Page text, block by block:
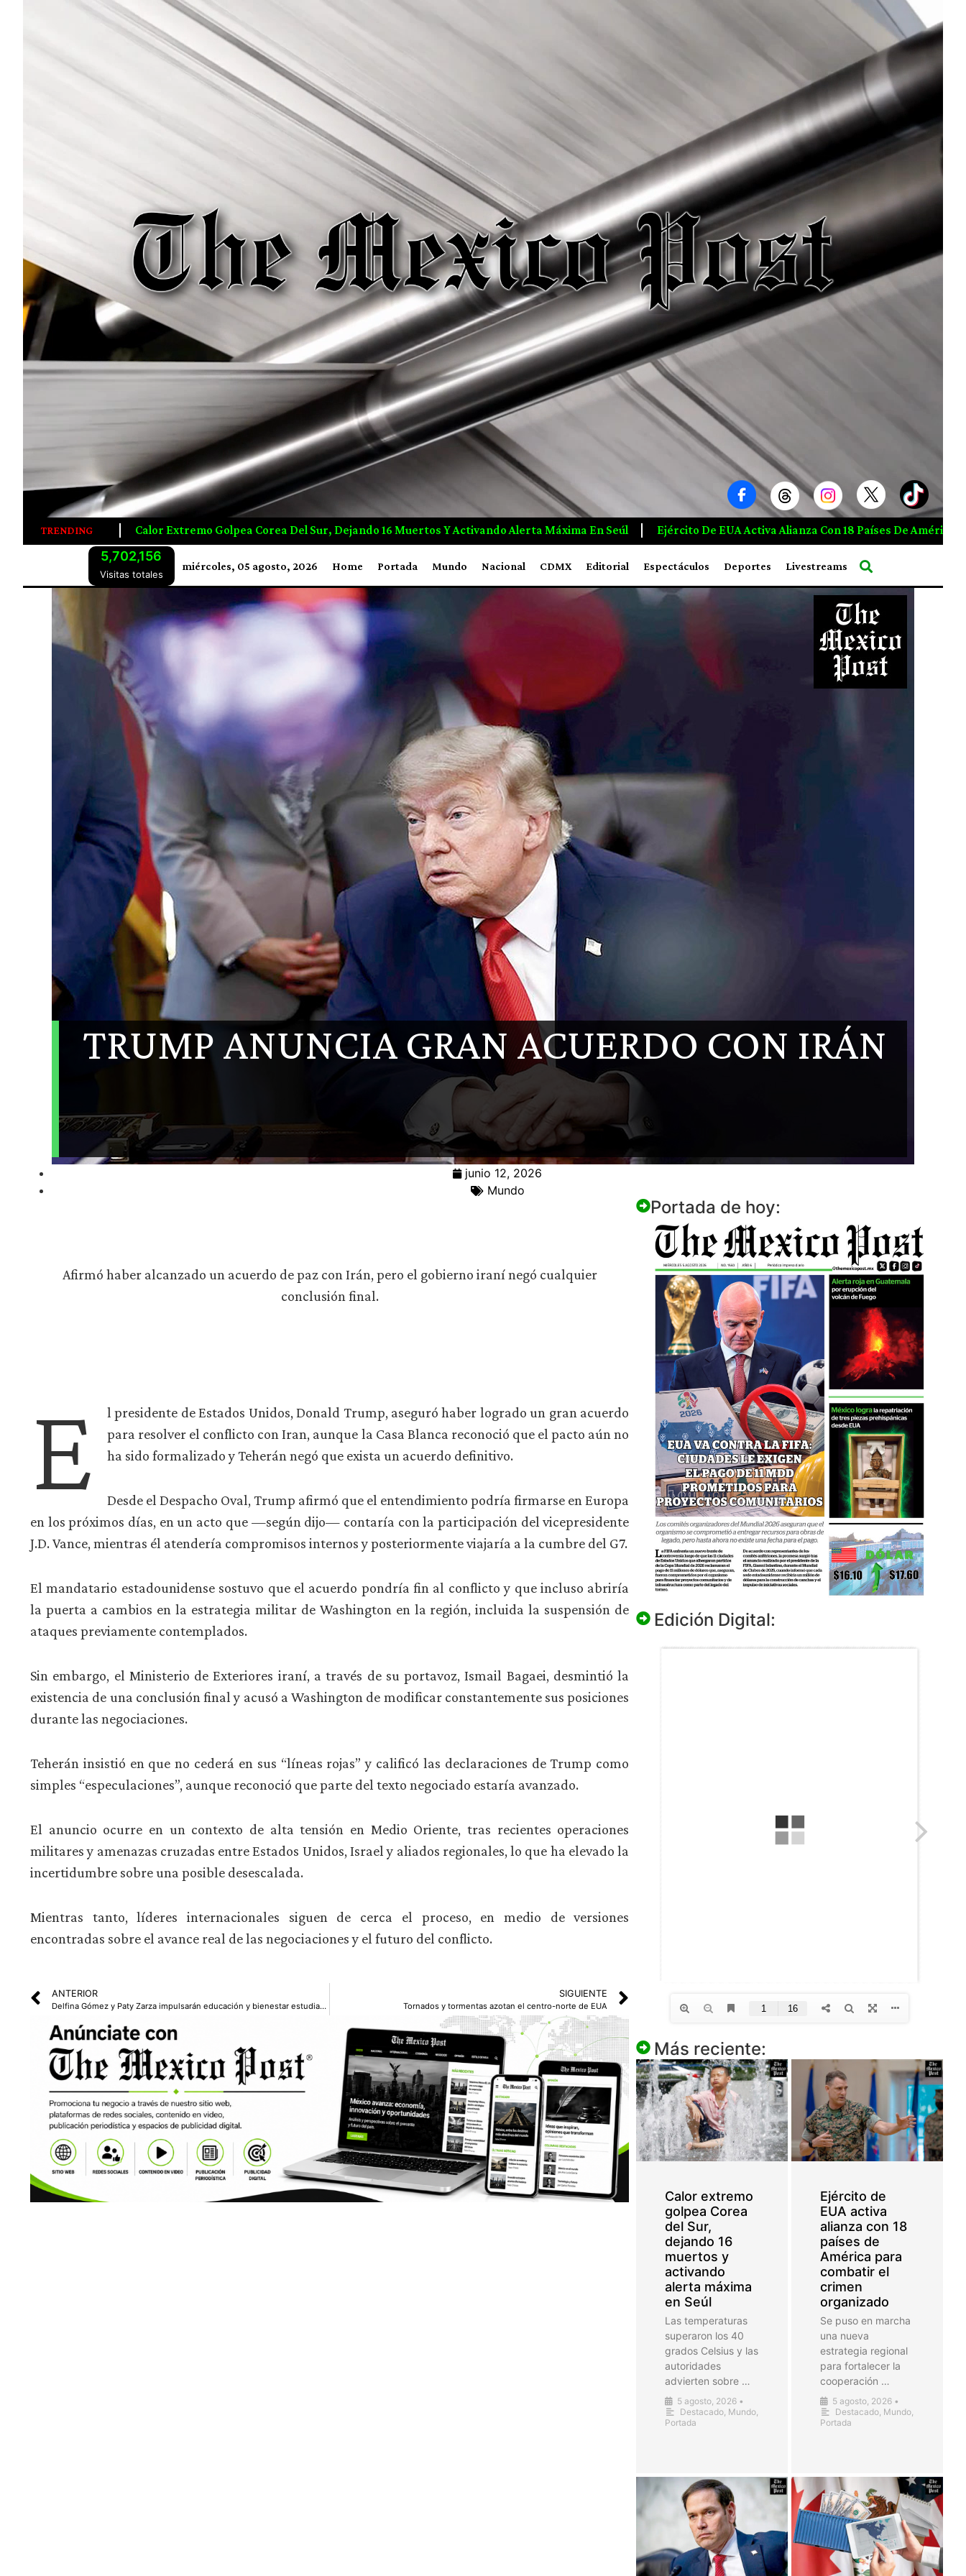
TRENDING
Corea Del Sur, Dejando 16 Muertos Y Activando Alerta Máxima En Seúl Ejército De EUA Activa Alianza Con 18 Países De América Para Combatir El Crimen Organizado
Visitas totales
5,702,156
miércoles, 05 agosto, 2026 Home Portada Mundo Nacional CDMX Editorial Espectáculos Deportes Livestreams
TRUMP ANUNCIA GRAN ACUERDO CON IRÁN
junio 12, 2026
Mundo
Afirmó haber alcanzado un acuerdo de paz con Irán, pero el gobierno iraní negó cualquier
conclusión final.
E
l presidente de Estados Unidos, Donald Trump, aseguró haber logrado un gran acuerdo
para resolver el conflicto con Iran, aunque la Casa Blanca reconoció que el pacto aún no
ha sido formalizado y Teherán negó que exista un acuerdo definitivo.
Desde el Despacho Oval, Trump afirmó que el entendimiento podría firmarse en Europa
en los próximos días, en un acto que —según dijo— contaría con la participación del vicepresidente
J.D. Vance, mientras él atendería compromisos internos y posteriormente viajaría a la cumbre del G7.
El mandatario estadounidense sostuvo que el acuerdo pondría fin al conflicto y que incluso abriría
la puerta a cambios en la estrategia militar de Washington en la región, incluida la suspensión de
ataques previamente contemplados.
Sin embargo, el Ministerio de Exteriores iraní, a través de su portavoz, Ismail Bagaei, desmintió la
existencia de una conclusión final y acusó a Washington de modificar constantemente sus posiciones
durante las negociaciones.
Teherán insistió en que no cederá en sus “líneas rojas” y calificó las declaraciones de Trump como
simples “especulaciones”, aunque reconoció que parte del texto negociado estaría avanzado.
El anuncio ocurre en un contexto de alta tensión en Medio Oriente, tras recientes operaciones
militares y amenazas cruzadas entre Estados Unidos, Israel y aliados regionales, lo que ha elevado la
incertidumbre sobre una posible desescalada.
Mientras tanto, líderes internacionales siguen de cerca el proceso, en medio de versiones
encontradas sobre el avance real de las negociaciones y el futuro del conflicto.
ANTERIOR
Delfina Gómez y Paty Zarza impulsarán educación y bienestar estudiantil
SIGUIENTE
Tornados y tormentas azotan el centro-norte de EUA
Portada de hoy:
Edición Digital:
Más reciente:
Calor extremo
golpea Corea
del Sur,
dejando 16
muertos y
activando
alerta máxima
en Seúl
Las temperaturas
superaron los 40
grados Celsius y las
autoridades
advierten sobre …
5 agosto, 2026 •
Destacado Mundo
Portada
Ejército de
EUA activa
alianza con 18
países de
América para
combatir el
crimen
organizado
Se puso en marcha
una nueva
estrategia regional
para fortalecer la
cooperación …
5 agosto, 2026 •
Destacado Mundo
Portada